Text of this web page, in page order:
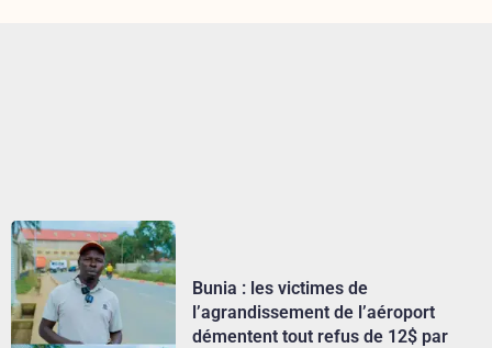
Bunia : les victimes de
l’agrandissement de l’aéroport
démentent tout refus de 12$ par